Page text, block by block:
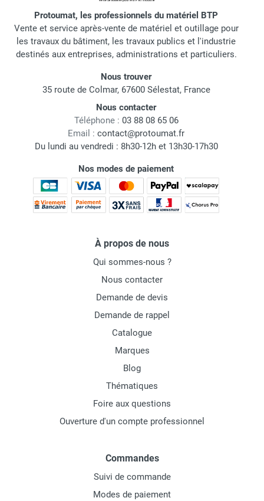
Protoumat, les professionnels du matériel BTP
Vente et service après-vente de matériel et outillage pour
les travaux du bâtiment, les travaux publics et l'industrie
destinés aux entreprises, administrations et particuliers.
Nous trouver
35 route de Colmar, 67600 Sélestat, France
Nous contacter
Téléphone : 03 88 08 65 06
Email : contact@protoumat.fr
Du lundi au vendredi : 8h30-12h et 13h30-17h30
Nos modes de paiement
À propos de nous
Qui sommes-nous ?
Nous contacter
Demande de devis
Demande de rappel
Catalogue
Marques
Blog
Thématiques
Foire aux questions
Ouverture d'un compte professionnel
Commandes
Suivi de commande
Modes de paiement